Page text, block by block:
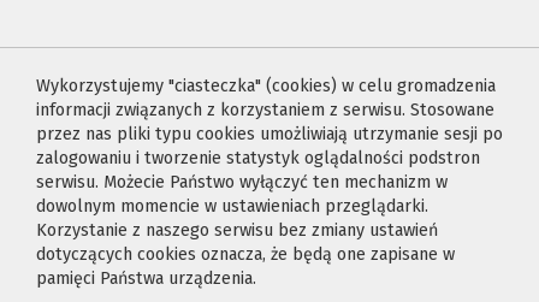
Wykorzystujemy "ciasteczka" (cookies) w celu gromadzenia
informacji związanych z korzystaniem z serwisu. Stosowane
przez nas pliki typu cookies umożliwiają utrzymanie sesji po
zalogowaniu i tworzenie statystyk oglądalności podstron
serwisu. Możecie Państwo wyłączyć ten mechanizm w
dowolnym momencie w ustawieniach przeglądarki.
Korzystanie z naszego serwisu bez zmiany ustawień
dotyczących cookies oznacza, że będą one zapisane w
pamięci Państwa urządzenia.